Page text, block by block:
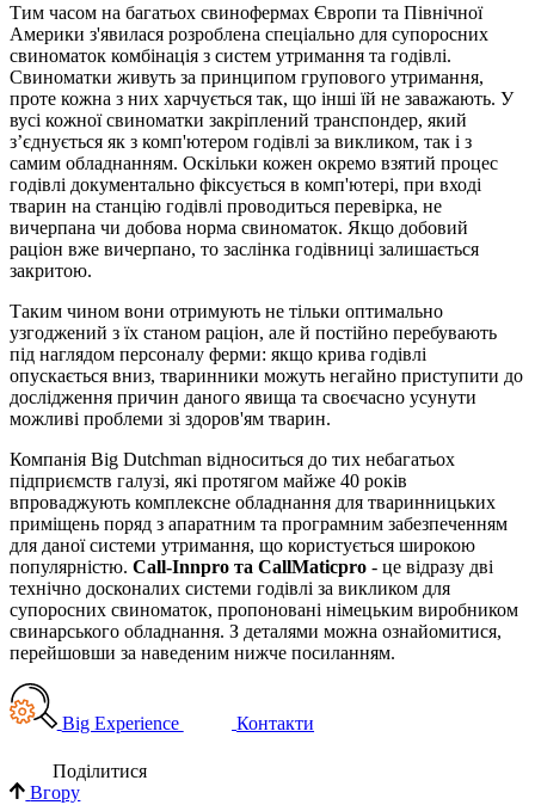
Тим часом на багатьох свинофермах Європи та Північної
Америки з'явилася розроблена спеціально для супоросних
свиноматок комбінація з систем утримання та годівлі.
Свиноматки живуть за принципом групового утримання,
проте кожна з них харчується так, що інші їй не заважають. У
вусі кожної свиноматки закріплений транспондер, який
з’єднується як з комп'ютером годівлі за викликом, так і з
самим обладнанням. Оскільки кожен окремо взятий процес
годівлі документально фіксується в комп'ютері, при вході
тварин на станцію годівлі проводиться перевірка, не
вичерпана чи добова норма свиноматок. Якщо добовий
раціон вже вичерпано, то заслінка годівниці залишається
закритою.
Таким чином вони отримують не тільки оптимально
узгоджений з їх станом раціон, але й постійно перебувають
під наглядом персоналу ферми: якщо крива годівлі
опускається вниз, тваринники можуть негайно приступити до
дослідження причин даного явища та своєчасно усунути
можливі проблеми зі здоров'ям тварин.
Компанія Big Dutchman відноситься до тих небагатьох
підприємств галузі, які протягом майже 40 років
впроваджують комплексне обладнання для тваринницьких
приміщень поряд з апаратним та програмним забезпеченням
для даної системи утримання, що користується широкою
популярністю. Call-Innpro та CallMaticpro - це відразу дві
технічно досконалих системи годівлі за викликом для
супоросних свиноматок, пропоновані німецьким виробником
свинарського обладнання. З деталями можна ознайомитися,
перейшовши за наведеним нижче посиланням.
Big Experience Контакти
Поділи­тися
Вгору